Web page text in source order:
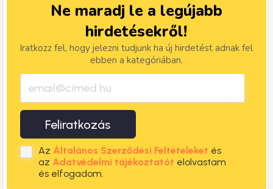
Ne maradj le a legújabb
hirdetésekről!
Iratkozz fel, hogy jelezni tudjunk ha új hirdetést adnak fel
ebben a kategóriában.
Feliratkozás
Az Általános Szerződési Feltételeket és
az Adatvédelmi tájékoztatót elolvastam
és elfogadom.